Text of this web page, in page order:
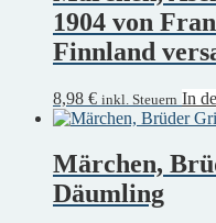
1904 von
Finnland
8,98 € inkl. Steuern In
Märchen,
Däumling